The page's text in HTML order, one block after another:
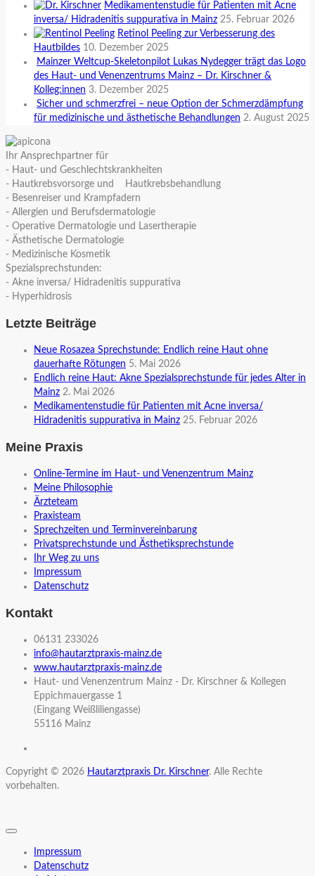
Medikamentenstudie für Patienten mit Acne
inversa/ Hidradenitis suppurativa in Mainz 25. Februar 2026
Retinol Peeling zur Verbesserung des
Hautbildes 10. Dezember 2025
Mainzer Weltcup-Skeletonpilot Lukas Nydegger trägt das Logo
des Haut- und Venenzentrums Mainz – Dr. Kirschner &
Kolleg:innen 3. Dezember 2025
Sicher und schmerzfrei – neue Option der Schmerzdämpfung
für medizinische und ästhetische Behandlungen 2. August 2025
Ihr Ansprechpartner für
- Haut- und Geschlechtskrankheiten
- Hautkrebsvorsorge und Hautkrebsbehandlung
- Besenreiser und Krampfadern
- Allergien und Berufsdermatologie
- Operative Dermatologie und Lasertherapie
- Ästhetische Dermatologie
- Medizinische Kosmetik
Spezialsprechstunden:
- Akne inversa/ Hidradenitis suppurativa
- Hyperhidrosis
Letzte Beiträge
Neue Rosazea Sprechstunde: Endlich reine Haut ohne
dauerhafte Rötungen 5. Mai 2026
Endlich reine Haut: Akne Spezialsprechstunde für jedes Alter in
Mainz 2. Mai 2026
Medikamentenstudie für Patienten mit Acne inversa/
Hidradenitis suppurativa in Mainz 25. Februar 2026
Meine Praxis
Online-Termine im Haut- und Venenzentrum Mainz
Meine Philosophie
Ärzteteam
Praxisteam
Sprechzeiten und Terminvereinbarung
Privatsprechstunde und Ästhetiksprechstunde
Ihr Weg zu uns
Impressum
Datenschutz
Kontakt
06131 233026
info@hautarztpraxis-mainz.de
www.hautarztpraxis-mainz.de
Haut- und Venenzentrum Mainz - Dr. Kirschner & Kollegen
Eppichmauergasse 1
(Eingang Weißliliengasse)
55116 Mainz
Copyright © 2026 Hautarztpraxis Dr. Kirschner. Alle Rechte
vorbehalten.
Impressum
Datenschutz